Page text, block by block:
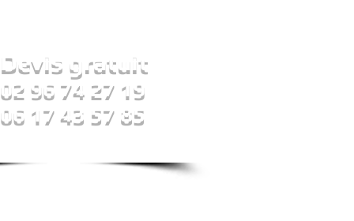
Devis gratuit
02 96 74 27 19
06 17 43 57 85